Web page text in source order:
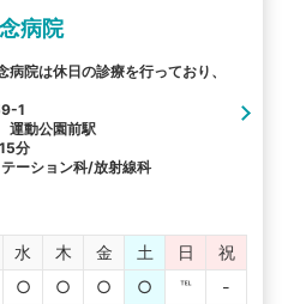
病院
院は休日の診療を行っており、
1
動公園前駅
分
ーション科/放射線科
水 木 金 土 日
祝
○ ○ ○ ○ ℡
-